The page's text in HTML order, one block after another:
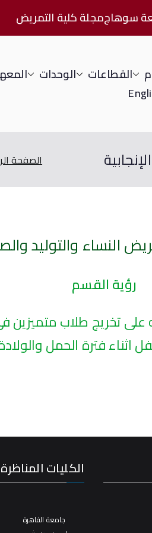
سوهاجمجلة كلية التمريض
القطاعات الوحدات
الصفحة
النساء والتوليد
رؤية القسم
تخريج طلاب متميزين
اثناء فترة الحمل
الكليات المناظرة
جامعة القاهرة